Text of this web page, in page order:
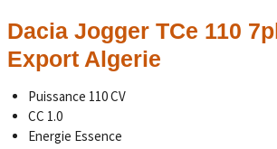
Dacia Jogger TCe 110
Export Algerie
Puissance 110 CV
CC 1.0
Energie Essence